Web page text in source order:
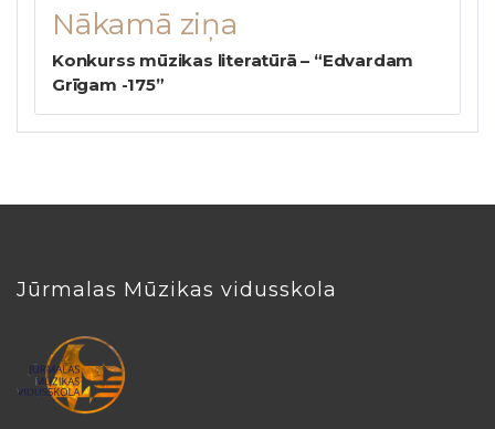
Nākamā ziņa
Konkurss mūzikas literatūrā – “Edvardam
Grīgam -175”
Jūrmalas Mūzikas vidusskola